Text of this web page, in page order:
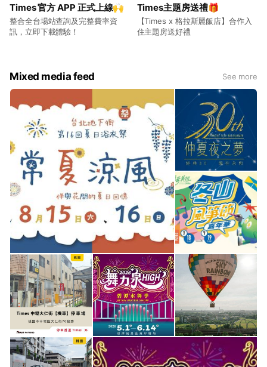
Times 官方 APP 正式上線🙌
整合全台場站查詢及完整費率資
訊，立即下載體驗！
Times主題房送禮🎁
【Times x 格拉斯麗飯店】合作入
住主題房送好禮
Mixed media feed See more